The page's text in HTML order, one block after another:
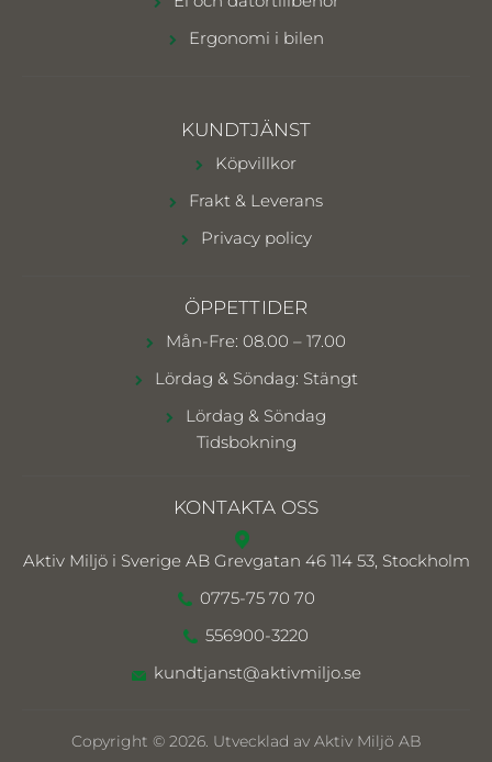
Ergonomi i bilen
KUNDTJÄNST
Köpvillkor
Frakt & Leverans
Privacy policy
ÖPPETTIDER
Mån-Fre: 08.00 – 17.00
Lördag & Söndag: Stängt
Lördag & Söndag
Tidsbokning
KONTAKTA OSS
Aktiv Miljö i Sverige AB Grevgatan 46 114 53, Stockholm
0775-75 70 70
556900-3220
kundtjanst@aktivmiljo.se
Copyright © 2026. Utvecklad av Aktiv Miljö AB